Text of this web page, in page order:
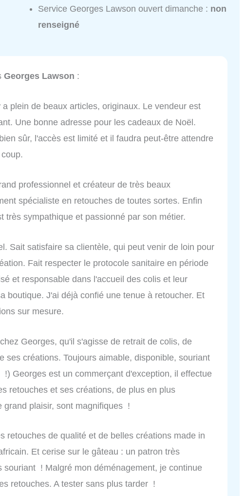
Service Georges Lawson ouvert dimanche : non
renseigné
Georges Lawson :
plein de beaux articles, originaux. Le vendeur est
Une bonne adresse pour les cadeaux de Noël.
sûr, l'accès est limité et il faudra peut-être attendre
professionnel et créateur de très beaux
spécialiste en retouches de toutes sortes. Enfin
très sympathique et passionné par son métier.
Sait satisfaire sa clientèle, qui peut venir de loin pour
Fait respecter le protocole sanitaire en période
et responsable dans l'accueil des colis et leur
boutique. J'ai déjà confié une tenue à retoucher. Et
sur mesure.
Georges, qu'il s'agisse de retrait de colis, de
ses créations. Toujours aimable, disponible, souriant
Georges est un commerçant d'exception, il effectue
retouches et ses créations, de plus en plus
grand plaisir, sont magnifiques !
retouches de qualité et de belles créations made in
Et cerise sur le gâteau : un patron très
souriant ! Malgré mon déménagement, je continue
retouches. A tester sans plus tarder !